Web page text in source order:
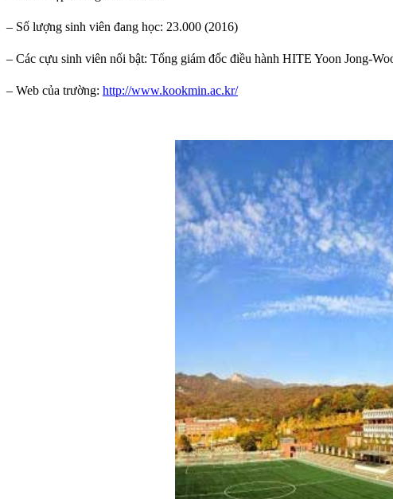
– Số lượng sinh viên đang học: 23.000 (2016)
– Các cựu sinh viên nổi bật: Tổng giám đốc điều hành HITE Yoon Jong-
– Web của trường: http://www.kookmin.ac.kr/